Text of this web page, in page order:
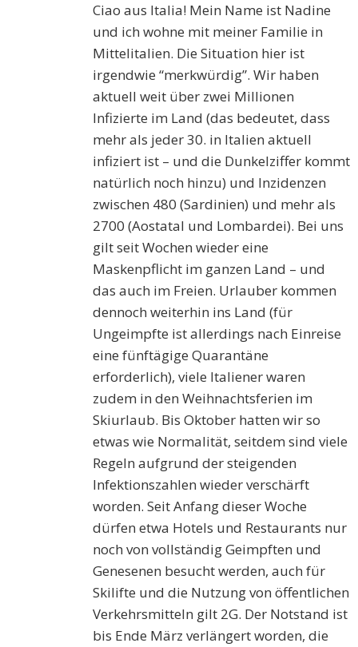
Ciao aus Italia! Mein Name ist Nadine
und ich wohne mit meiner Familie in
Mittelitalien. Die Situation hier ist
irgendwie “merkwürdig”. Wir haben
aktuell weit über zwei Millionen
Infizierte im Land (das bedeutet, dass
mehr als jeder 30. in Italien aktuell
infiziert ist – und die Dunkelziffer kommt
natürlich noch hinzu) und Inzidenzen
zwischen 480 (Sardinien) und mehr als
2700 (Aostatal und Lombardei). Bei uns
gilt seit Wochen wieder eine
Maskenpflicht im ganzen Land – und
das auch im Freien. Urlauber kommen
dennoch weiterhin ins Land (für
Ungeimpfte ist allerdings nach Einreise
eine fünftägige Quarantäne
erforderlich), viele Italiener waren
zudem in den Weihnachtsferien im
Skiurlaub. Bis Oktober hatten wir so
etwas wie Normalität, seitdem sind viele
Regeln aufgrund der steigenden
Infektionszahlen wieder verschärft
worden. Seit Anfang dieser Woche
dürfen etwa Hotels und Restaurants nur
noch von vollständig Geimpften und
Genesenen besucht werden, auch für
Skilifte und die Nutzung von öffentlichen
Verkehrsmitteln gilt 2G. Der Notstand ist
bis Ende März verlängert worden, die